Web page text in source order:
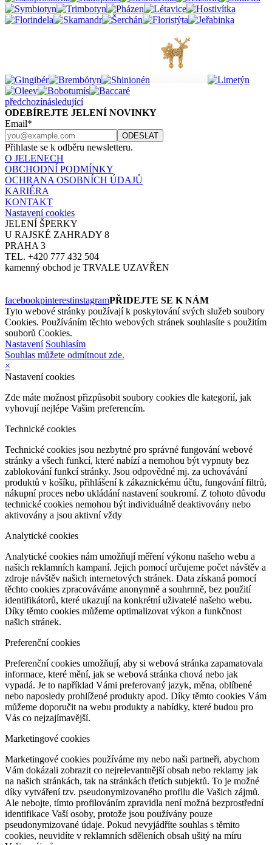
předchozínásledující
ODEBÍREJTE JELENÍ NOVINKY
Email*
Přihlaste se k odběru newsletteru.
O JELENECH
OBCHODNÍ PODMÍNKY
OCHRANA OSOBNÍCH ÚDAJŮ
KARIÉRA
KONTAKT
Nastavení cookies
JELENÍ ŠPERKY
U RAJSKÉ ZAHRADY 8
PRAHA 3
TEL. +420 777 432 504
kamenný obchod je TRVALE UZAVŘEN
facebookpinterestinstagramPŘIDEJTE SE K NÁM
Tyto webové stránky používají k poskytování svých služeb soubory
Cookies. Používáním těchto webových stránek souhlasíte s použitím
souborů Cookies.
Nastavení Souhlasím
Souhlas můžete odmítnout zde.
×
Nastavení cookies
Zde máte možnost přizpůsobit soubory cookies dle kategorií, jak
vyhovují nejlépe Vašim preferencím.
Technické cookies
Technické cookies jsou nezbytné pro správné fungování webové
stránky a všech funkcí, které nabízí a nemohou být vypnuty bez
zablokování funkcí stránky. Jsou odpovědné mj. za uchovávání
produktů v košíku, přihlášení k zákaznickému účtu, fungování filtrů,
nákupní proces nebo ukládání nastavení soukromí. Z tohoto důvodu
technické cookies nemohou být individuálně deaktivovány nebo
aktivovány a jsou aktivní vždy
Analytické cookies
Analytické cookies nám umožňují měření výkonu našeho webu a
našich reklamních kampaní. Jejich pomocí určujeme počet návštěv a
zdroje návštěv našich internetových stránek. Data získaná pomocí
těchto cookies zpracováváme anonymně a souhrnně, bez použití
identifikátorů, které ukazují na konkrétní uživatelé našeho webu.
Díky těmto cookies můžeme optimalizovat výkon a funkčnost
našich stránek.
Preferenční cookies
Preferenční cookies umožňují, aby si webová stránka zapamatovala
informace, které mění, jak se webová stránka chová nebo jak
vypadá. Je to například Vámi preferovaný jazyk, měna, oblíbené
nebo naposledy prohlížené produkty apod. Díky těmto cookies Vám
můžeme doporučit na webu produkty a nabídky, které budou pro
Vás co nejzajímavější.
Marketingové cookies
Marketingové cookies používáme my nebo naši partneři, abychom
Vám dokázali zobrazit co nejrelevantnější obsah nebo reklamy jak
na našich stránkách, tak na stránkách třetích subjektů. To je možné
díky vytváření tzv. pseudonymizovaného profilu dle Vašich zájmů.
Ale nebojte, tímto profilováním zpravidla není možná bezprostřední
identifikace Vaší osoby, protože jsou používány pouze
pseudonymizované údaje. Pokud nevyjádříte souhlas s těmito
cookies, neuvidíte v reklamních sděleních obsah ušitý na míru